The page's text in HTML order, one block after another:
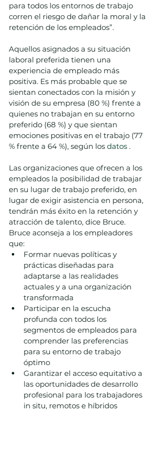
para todos los entornos de trabajo
corren el riesgo de dañar la moral y la
retención de los empleados”.
Aquellos asignados a su situación
laboral preferida tienen una
experiencia de empleado más
positiva. Es más probable que se
sientan conectados con la misión y
visión de su empresa (80 %) frente a
quienes no trabajan en su entorno
preferido (68 %) y que sientan
emociones positivas en el trabajo (77
% frente a 64 %), según los datos .
Las organizaciones que ofrecen a los
empleados la posibilidad de trabajar
en su lugar de trabajo preferido, en
lugar de exigir asistencia en persona,
tendrán más éxito en la retención y
atracción de talento, dice Bruce.
Bruce aconseja a los empleadores
que:
Formar nuevas políticas y
prácticas diseñadas para
adaptarse a las realidades
actuales y a una organización
transformada
Participar en la escucha
profunda con todos los
segmentos de empleados para
comprender las preferencias
para su entorno de trabajo
óptimo
Garantizar el acceso equitativo a
las oportunidades de desarrollo
profesional para los trabajadores
in situ, remotos e híbridos